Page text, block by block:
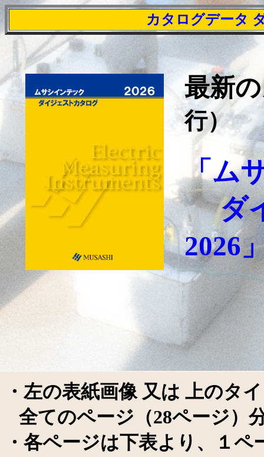
カタログデータ
最新
行）
「ム
ダ
2026
はこち
・左の表紙画像 又は 上のタ
全てのページ（28ページ）
・各ページは下表より、１